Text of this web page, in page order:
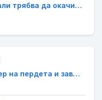
Как да разберете дали трябва да окачите завеси или щори на прозорците в дома си
Как да вземем размер на пердета и завеси